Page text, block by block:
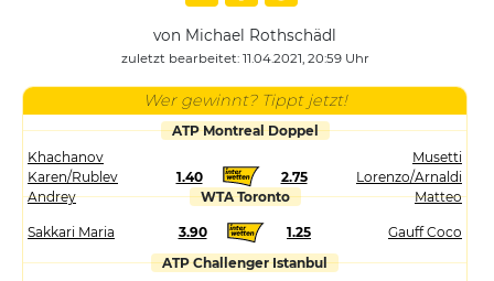
von Michael Rothschädl
zuletzt bearbeitet: 11.04.2021, 20:59 Uhr
Wer gewinnt? Tippt jetzt!
ATP Montreal Doppel
Khachanov
Karen/Rublev
Andrey
1.40 2.75
Musetti
Lorenzo/Arnaldi
Matteo
WTA Toronto
Sakkari Maria 3.90 1.25
Gauff Coco
ATP Challenger Istanbul